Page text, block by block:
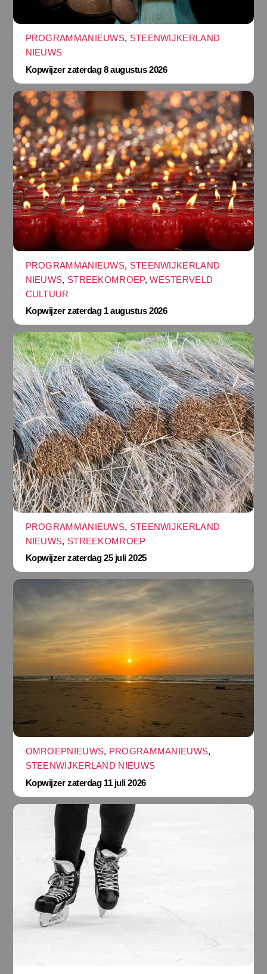
PROGRAMMANIEUWS, STEENWIJKERLAND
NIEUWS
Kopwijzer zaterdag 8 augustus 2026
PROGRAMMANIEUWS, STEENWIJKERLAND
NIEUWS, STREEKOMROEP,WESTERVELD
CULTUUR
Kopwijzer zaterdag 1 augustus 2026
PROGRAMMANIEUWS, STEENWIJKERLAND
NIEUWS, STREEKOMROEP
Kopwijzer zaterdag 25 juli 2025
OMROEPNIEUWS, PROGRAMMANIEUWS,
STEENWIJKERLAND NIEUWS
Kopwijzer zaterdag 11 juli 2026